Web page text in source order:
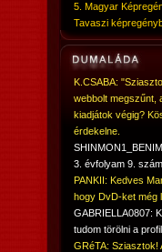
5. Magyar
Tavaszi
K.CSABA:
webbolt megszűnt,
kiadjátok végig?
érdekelne.
3. évfolyam 9.
PANKII: Kedves
hogy DvD-ket még
GABRIELLA0807:
tudom törölni a
GRéTA: Sziasztok!